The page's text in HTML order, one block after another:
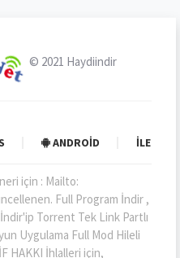
© 2021 Haydiindir
ANDROID İLETIŞIM
için : Mailto:
Full Program İndir ,
Torrent Tek Link Partlı
Uygulama Full Mod Hileli
HAKKI İhlalleri için,